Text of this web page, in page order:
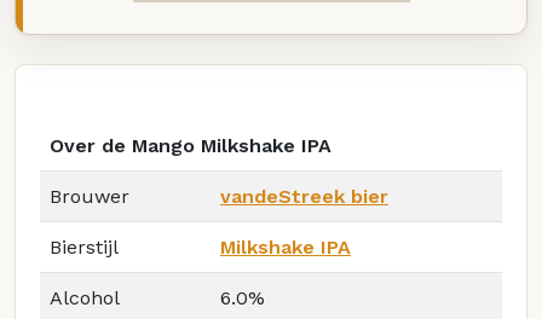
Over de Mango Milkshake IPA
Brouwer vandeStreek bier
Bierstijl Milkshake IPA
Alcohol 6.0%